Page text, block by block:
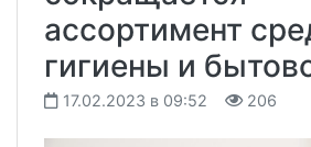
ассортимент
гигиены и
17.02.2023 в 09:52 206